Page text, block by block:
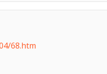
68.htm